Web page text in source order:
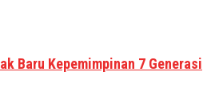
Baru Kepemimpinan 7 Generasi